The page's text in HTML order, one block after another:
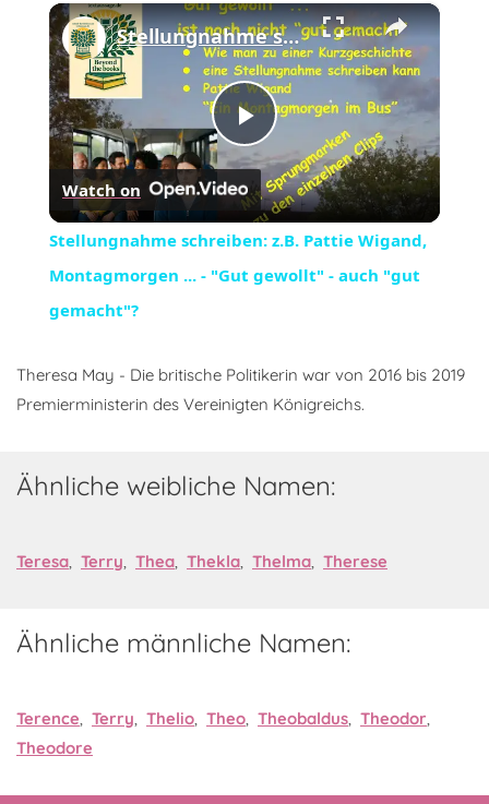
×
Play
Video
Stellungnahme schreiben: z.B. Pattie Wigand, Montagmorgen ... - "Gut gewollt" - auch "gut gemacht"?
Watch on
Stellungnahme schreiben: z.B. Pattie Wigand,
Montagmorgen ... - "Gut gewollt" - auch "gut
gemacht"?
Theresa May - Die britische Politikerin war von 2016 bis 2019
Premierministerin des Vereinigten Königreichs.
Ähnliche weibliche Namen:
Teresa, Terry, Thea, Thekla, Thelma, Therese
Ähnliche männliche Namen:
Terence, Terry, Thelio, Theo, Theobaldus, Theodor,
Theodore